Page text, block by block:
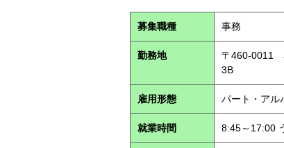
募集職種 事務
勤務地
〒460-0011
3B
雇用形態 パート・ア
就業時間 8:45～17:00